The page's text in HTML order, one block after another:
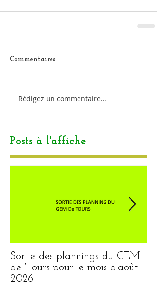
Commentaires
Rédigez un commentaire...
Posts à l'affiche
Sortie des plannings du GEM
de Tours pour le mois d'août
2026